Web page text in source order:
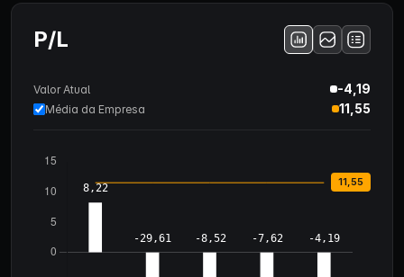
P/L
Valor Atual -4,19
Média da Empresa 11,55